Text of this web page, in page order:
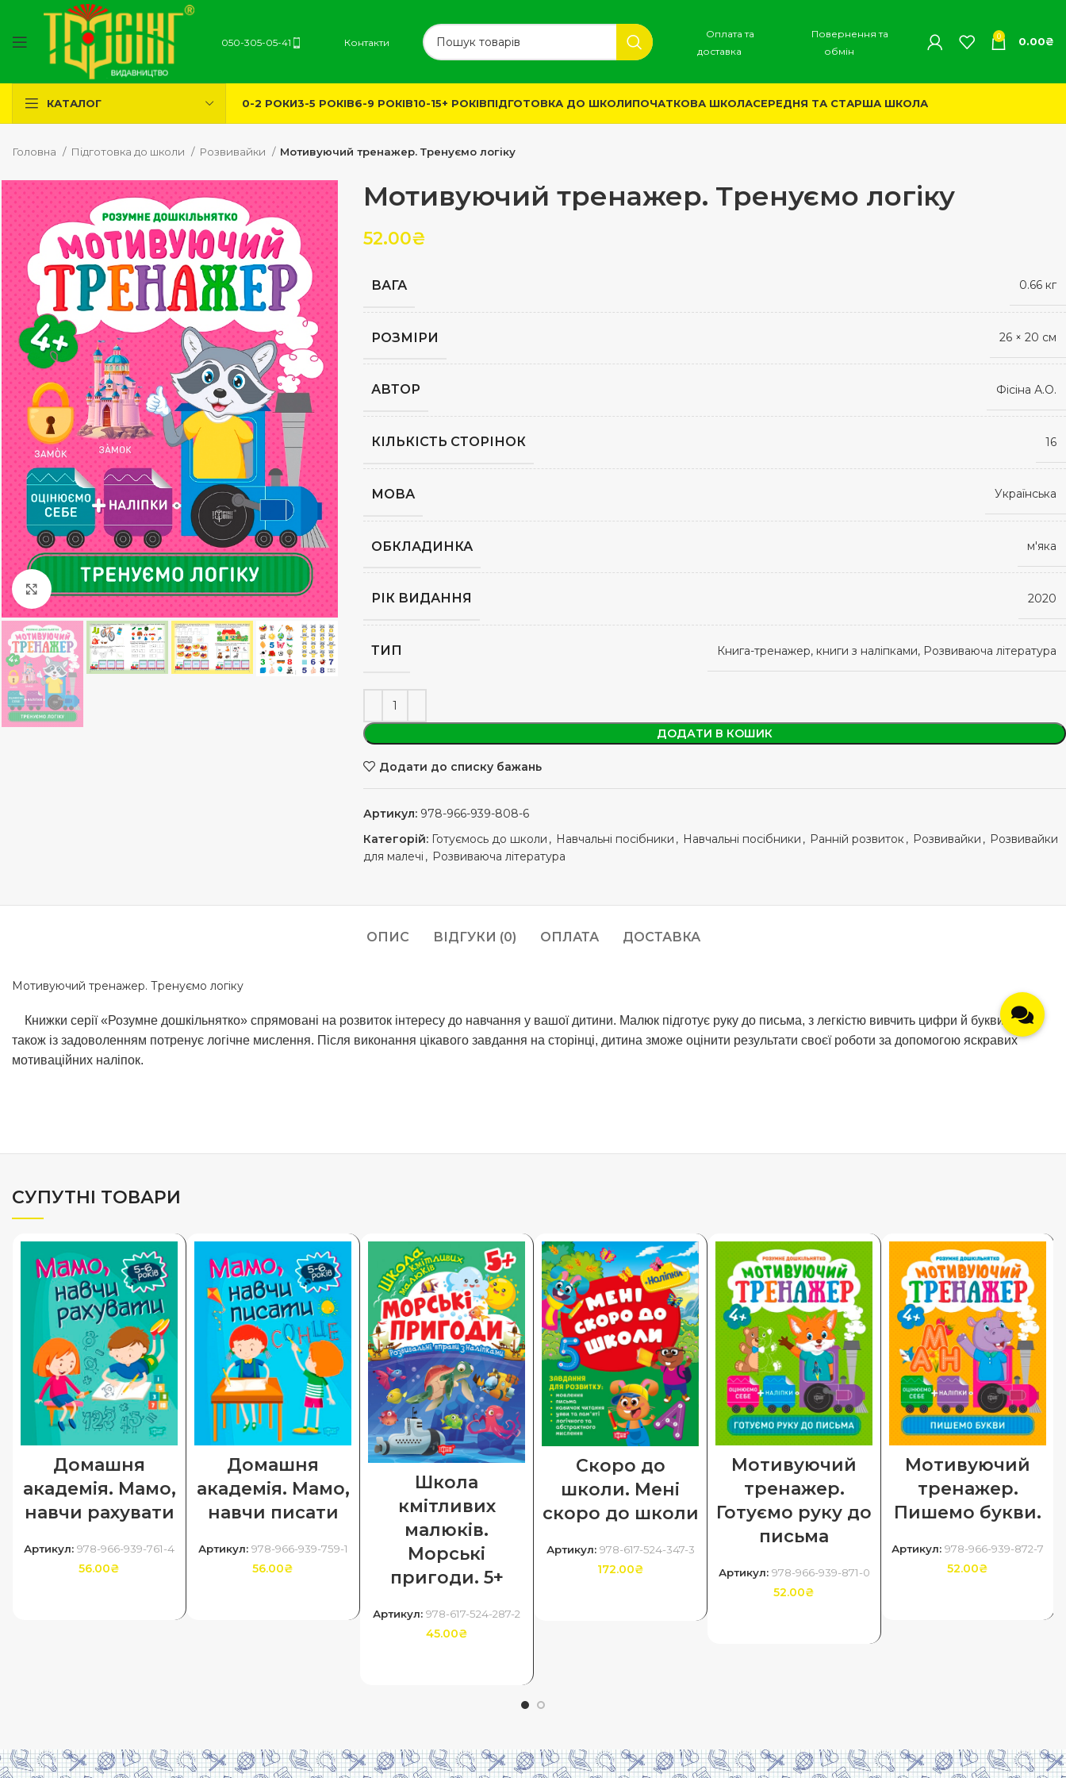
050-305-05-41 Контакти
Оплата та
доставка
Повернення та
обмін
0 0.00₴
КАТАЛОГ 0-2 РОКИ3-5 РОКІВ6-9 РОКІВ10-15+ РОКІВПІДГОТОВКА ДО ШКОЛИПОЧАТКОВА ШКОЛАСЕРЕДНЯ ТА СТАРША ШКОЛА
Головна Підготовка до школи Розвивайки Мотивуючий тренажер. Тренуємо логіку
Мотивуючий тренажер. Тренуємо логіку
52.00₴
ВАГА 0.66 кг
РОЗМІРИ 26 × 20 см
АВТОР Фісіна А.О.
КІЛЬКІСТЬ СТОРІНОК 16
МОВА Українська
ОБКЛАДИНКА м'яка
РІК ВИДАННЯ 2020
ТИП Книга-тренажер, книги з наліпками, Розвиваюча література
ДОДАТИ В КОШИК
Додати до списку бажань
Артикул: 978-966-939-808-6
Категорій: Готуємось до школи , Навчальні посібники , Навчальні посібники , Ранній розвиток, Розвивайки , Розвивайки
для малечі , Розвиваюча література
ОПИС ВІДГУКИ (0) ОПЛАТА ДОСТАВКА
Мотивуючий тренажер. Тренуємо логіку
Книжки серії «Розумне дошкільнятко» спрямовані на розвиток інтересу до навчання у вашої дитини. Малюк підготує руку до письма, з легкістю вивчить цифри й букви, а
також із задоволенням потренує логічне мислення. Після виконання цікавого завдання на сторінці, дитина зможе оцінити результати своєї роботи за допомогою яскравих
мотиваційних наліпок.
СУПУТНІ ТОВАРИ
Домашня
академія. Мамо,
навчи рахувати
Артикул: 978-966-939-761-4
56.00₴
Домашня
академія. Мамо,
навчи писати
Артикул: 978-966-939-759-1
56.00₴
Школа
кмітливих
малюків.
Морські
пригоди. 5+
Артикул: 978-617-524-287-2
45.00₴
Скоро до
школи. Мені
скоро до школи
Артикул: 978-617-524-347-3
172.00₴
Мотивуючий
тренажер.
Готуємо руку до
письма
Артикул: 978-966-939-871-0
52.00₴
Мотивуючий
тренажер.
Пишемо букви.
Артикул: 978-966-939-872-7
52.00₴